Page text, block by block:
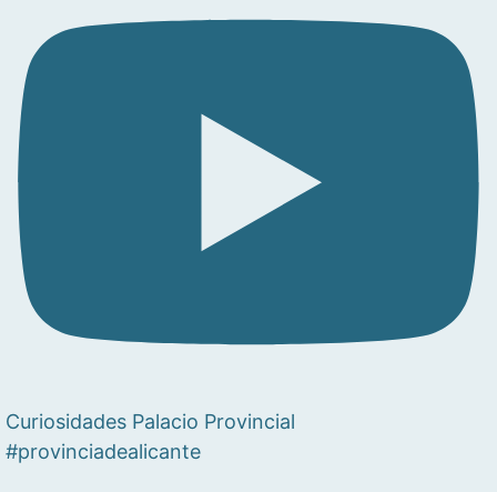
Curiosidades Palacio Provincial
#provinciadealicante